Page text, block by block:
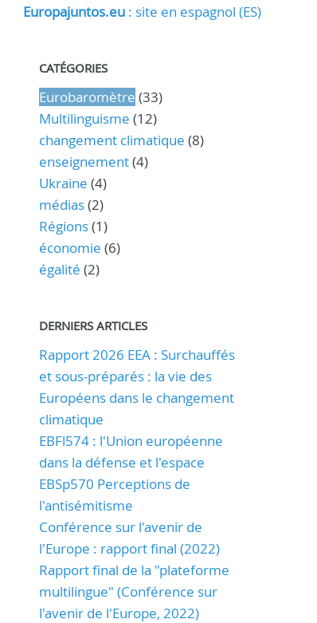
Europajuntos.eu: site en espagnol (ES)
CATÉGORIES
Eurobaromètre (33)
Multilinguisme (12)
changement climatique (8)
enseignement(4)
Ukraine (4)
médias(2)
Régions(1)
économie (6)
égalité (2)
DERNIERS ARTICLES
Rapport 2026 EEA : Surchauffés
et sous-préparés : la vie des
Européens dans le changement
climatique
EBFl574 : l'Union européenne
dans la défense et l'espace
EBSp570 Perceptions de
l'antisémitisme
Conférence sur l'avenir de
l'Europe : rapport final (2022)
Rapport final de la "plateforme
multilingue" (Conférence sur
l'avenir de l'Europe, 2022)